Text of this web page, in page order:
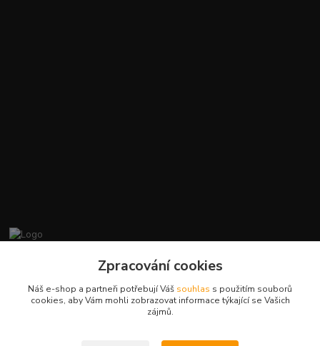
+420412384749
Zpracování cookies
Náš e-shop a partneři potřebují Váš souhlas s použitím souborů
cookies, aby Vám mohli zobrazovat informace týkající se Vašich
zájmů.